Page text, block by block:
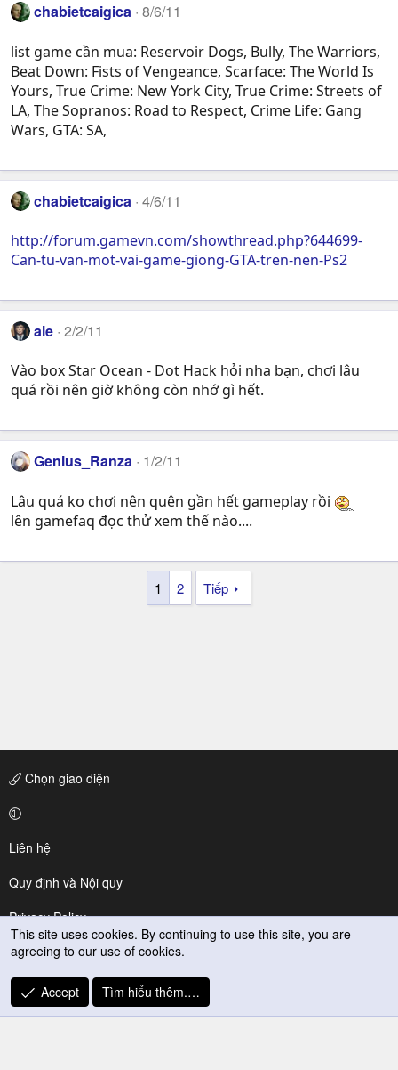
chabietcaigica 8/6/11
list game cần mua: Reservoir Dogs, Bully, The Warriors,
Beat Down: Fists of Vengeance, Scarface: The World Is
Yours, True Crime: New York City, True Crime: Streets of
LA, The Sopranos: Road to Respect, Crime Life: Gang
Wars, GTA: SA,
chabietcaigica 4/6/11
http://forum.gamevn.com/showthread.php?644699-
Can-tu-van-mot-vai-game-giong-GTA-tren-nen-Ps2
ale 2/2/11
Vào box Star Ocean - Dot Hack hỏi nha bạn, chơi lâu
quá rồi nên giờ không còn nhớ gì hết.
Genius_Ranza 1/2/11
Lâu quá ko chơi nên quên gần hết gameplay rồi
lên gamefaq đọc thử xem thế nào....
1 2 Tiếp
Chọn giao diện
Liên hệ
Quy định và Nội quy
Privacy Policy
Trợ giúp
R
S
This site uses cookies. By continuing to use this site, you are
agreeing to our use of cookies.
Accept Tìm hiểu thêm.…